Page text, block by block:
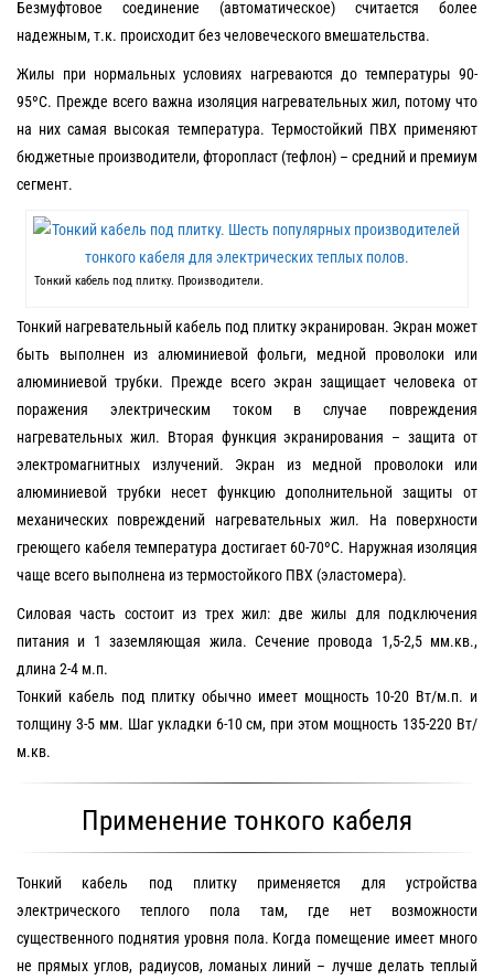
Безмуфтовое соединение (автоматическое) считается более
надежным, т.к. происходит без человеческого вмешательства.
Жилы при нормальных условиях нагреваются до температуры 90-
95ºС. Прежде всего важна изоляция нагревательных жил, потому что
на них самая высокая температура. Термостойкий ПВХ применяют
бюджетные производители, фторопласт (тефлон) – средний и премиум
сегмент.
Тонкий кабель под плитку. Производители.
Тонкий нагревательный кабель под плитку экранирован. Экран может
быть выполнен из алюминиевой фольги, медной проволоки или
алюминиевой трубки. Прежде всего экран защищает человека от
поражения электрическим током в случае повреждения
нагревательных жил. Вторая функция экранирования – защита от
электромагнитных излучений. Экран из медной проволоки или
алюминиевой трубки несет функцию дополнительной защиты от
механических повреждений нагревательных жил. На поверхности
греющего кабеля температура достигает 60-70ºС. Наружная изоляция
чаще всего выполнена из термостойкого ПВХ (эластомера).
Силовая часть состоит из трех жил: две жилы для подключения
питания и 1 заземляющая жила. Сечение провода 1,5-2,5 мм.кв.,
длина 2-4 м.п.
Тонкий кабель под плитку обычно имеет мощность 10-20 Вт/м.п. и
толщину 3-5 мм. Шаг укладки 6-10 см, при этом мощность 135-220 Вт/
м.кв.
Применение тонкого кабеля
Тонкий кабель под плитку применяется для устройства
электрического теплого пола там, где нет возможности
существенного поднятия уровня пола. Когда помещение имеет много
не прямых углов, радиусов, ломаных линий – лучше делать теплый